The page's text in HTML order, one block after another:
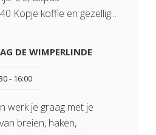
Kopje koffie en gezellig...
DE WIMPERLINDE
- 16:00
werk je graag met je
breien, haken,